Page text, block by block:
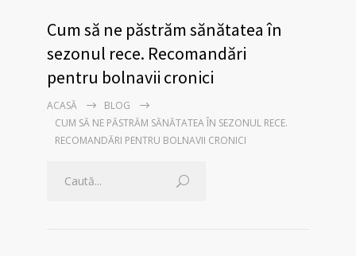
Cum să ne păstrăm sănătatea în
sezonul rece. Recomandări
pentru bolnavii cronici
ACASĂ
BLOG
CUM SĂ NE PĂSTRĂM SĂNĂTATEA ÎN SEZONUL RECE.
RECOMANDĂRI PENTRU BOLNAVII CRONICI